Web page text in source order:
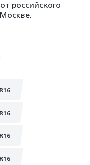
российского